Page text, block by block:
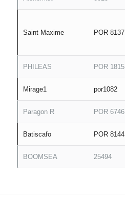
Saint Maxime POR 8137
PHILEAS POR 1815
Mirage1 por1082
Paragon R POR 6746
Batiscafo POR 8144
BOOMSEA 25494